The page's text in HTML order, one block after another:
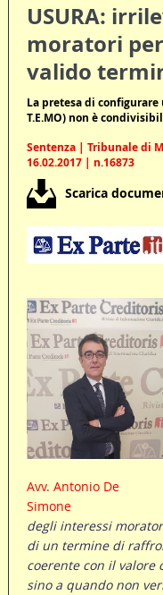
USURA:
moratori
valido
La pretesa di
T.E.MO) non è
Sentenza | Tribunale di
16.02.2017 | n.16873
Scarica
Avv. Antonio De
Simone
degli interessi
di un termine di
coerente con il valore
sino a quando non